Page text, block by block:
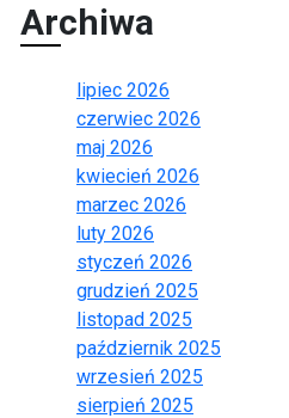
Archiwa
lipiec 2026
czerwiec 2026
maj 2026
kwiecień 2026
marzec 2026
luty 2026
styczeń 2026
grudzień 2025
listopad 2025
październik 2025
wrzesień 2025
sierpień 2025